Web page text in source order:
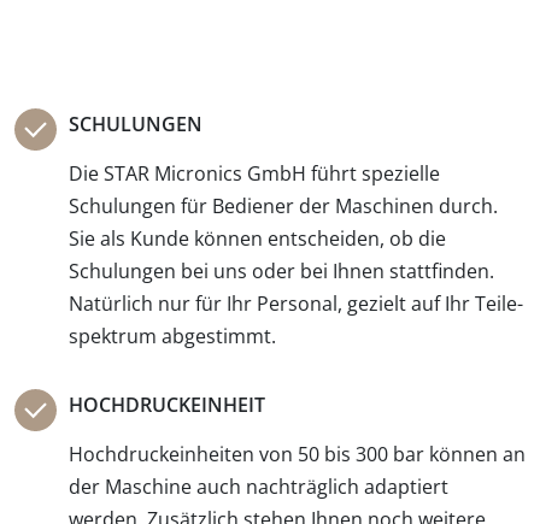
SCHULUNGEN
Die STAR Micronics GmbH führt spezielle
Schulungen für Bediener der Maschinen durch.
Sie als Kunde können entscheiden, ob die
Schulungen bei uns oder bei Ihnen statt­finden.
Natürlich nur für Ihr Personal, gezielt auf Ihr Teile­
spektrum abgestimmt.
HOCHDRUCKEINHEIT
Hochdruckeinheiten von 50 bis 300 bar können an
der Maschine auch nacht­räglich adaptiert